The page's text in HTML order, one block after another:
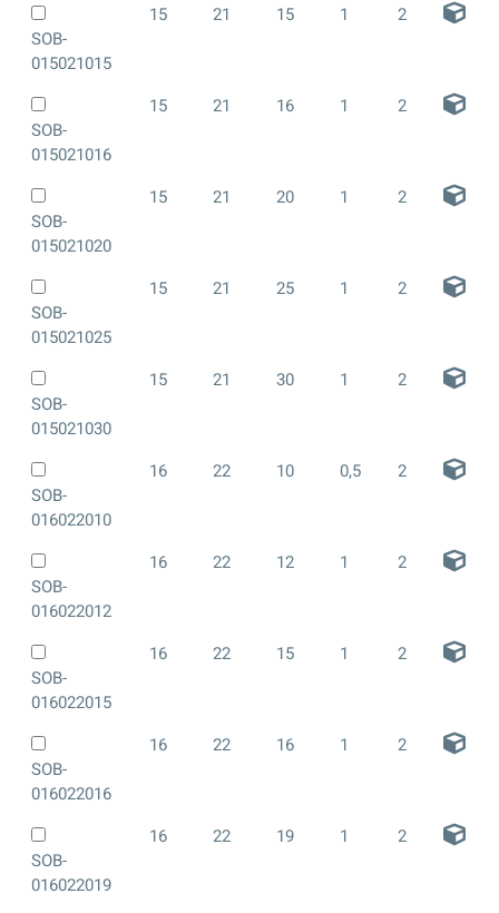
SOB-
015021015
15 21 15 1 2
SOB-
015021016
15 21 16 1 2
SOB-
015021020
15 21 20 1 2
SOB-
015021025
15 21 25 1 2
SOB-
015021030
15 21 30 1 2
SOB-
016022010
16 22 10 0,5 2
SOB-
016022012
16 22 12 1 2
SOB-
016022015
16 22 15 1 2
SOB-
016022016
16 22 16 1 2
SOB-
016022019
16 22 19 1 2